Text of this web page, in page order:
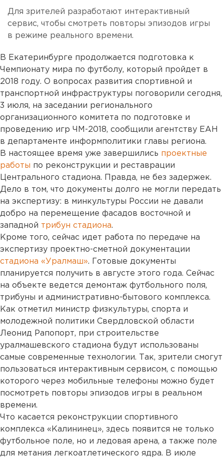
Для зрителей разработают интерактивный
сервис, чтобы смотреть повторы эпизодов игры
в режиме реального времени.
В Екатеринбурге продолжается подготовка к
Чемпионату мира по футболу, который пройдет в
2018 году. О вопросах развития спортивной и
транспортной инфраструктуры поговорили сегодня,
3 июля, на заседании регионального
организационного комитета по подготовке и
проведению игр ЧМ-2018, сообщили агентству ЕАН
в департаменте информполитики главы региона.
В настоящее время уже завершились проектные
работы по реконструкции и реставрации
Центрального стадиона. Правда, не без задержек.
Дело в том, что документы долго не могли передать
на экспертизу: в минкультуры России не давали
добро на перемещение фасадов восточной и
западной трибун стадиона.
Кроме того, сейчас идет работа по передаче на
экспертизу проектно-сметной документации
стадиона «Уралмаш». Готовые документы
планируется получить в августе этого года. Сейчас
на объекте ведется демонтаж футбольного поля,
трибуны и административно-бытового комплекса.
Как отметил министр физкультуры, спорта и
молодежной политики Свердловской области
Леонид Рапопорт, при строительстве
уралмашевского стадиона будут использованы
самые современные технологии. Так, зрители смогут
пользоваться интерактивным сервисом, с помощью
которого через мобильные телефоны можно будет
посмотреть повторы эпизодов игры в реальном
времени.
Что касается реконструкции спортивного
комплекса «Калининец», здесь появится не только
футбольное поле, но и ледовая арена, а также поле
для метания легкоатлетического ядра. В июле